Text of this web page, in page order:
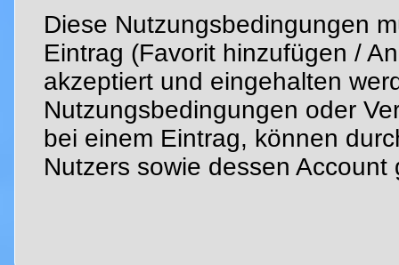
Diese Nutzungsbedingungen
Eintrag (Favorit hinzufügen /
akzeptiert und eingehalten
Nutzungsbedingungen oder
bei einem Eintrag, können
Nutzers sowie dessen Account